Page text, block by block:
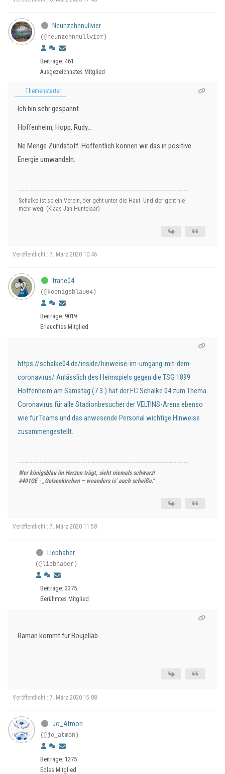
Neunzehnnullvier
(@neunzehnnullvier)
Beiträge: 461
Ausgezeichnetes Mitglied
Themenstarter
Ich bin sehr gespannt...
Hoffenheim, Hopp, Rudy...
Ne Menge Zündstoff. Hoffentlich können wir das in positive
Energie umwandeln.
Schalke ist so ein Verein, der geht unter die Haut. Und der geht nie
mehr weg. (Klaas-Jan Huntelaar)
Veröffentlicht : 7. März 2020 10:46
frahe04
(@koenigsblau04)
Beiträge: 9019
Erlauchtes Mitglied
https://schalke04.de/inside/hinweise-im-umgang-mit-dem-
coronavirus/ Anlässlich des Heimspiels gegen die TSG 1899
Hoffenheim am Samstag (7.3.) hat der FC Schalke 04 zum Thema
Coronavirus für alle Stadionbesucher der VELTINS-Arena ebenso
wie für Teams und das anwesende Personal wichtige Hinweise
zusammengestellt.
Wer königsblau im Herzen trägt, sieht niemals schwarz!
#401GE - „Gelsenkirchen – woanders is’ auch scheiße.“
Veröffentlicht : 7. März 2020 11:58
Liebhaber
(@liebhaber)
Beiträge: 3375
Berühmtes Mitglied
Raman kommt für Boujellab.
Veröffentlicht : 7. März 2020 15:08
Jo_Atmon
(@jo_atmon)
Beiträge: 1275
Edles Mitglied